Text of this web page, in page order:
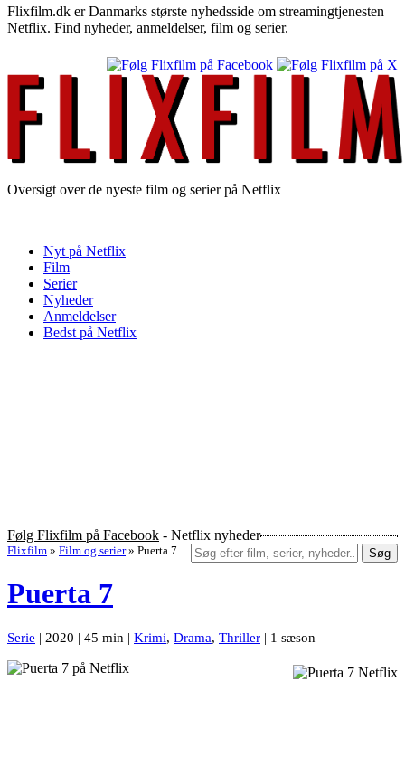
Flixfilm.dk er Danmarks største nyhedsside om streamingtjenesten
Netflix. Find nyheder, anmeldelser, film og serier.
Oversigt over de nyeste film og serier på Netflix
Nyt på Netflix
Film
Serier
Nyheder
Anmeldelser
Bedst på Netflix
Følg Flixfilm på Facebook - Netflix nyheder
Søg
Flixfilm » Film og serier » Puerta 7
Puerta 7
Serie | 2020 | 45 min | Krimi, Drama, Thriller | 1 sæson